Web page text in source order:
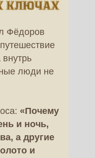
Фёдоров
люди не
«Почему
и ночь,
а другие
и